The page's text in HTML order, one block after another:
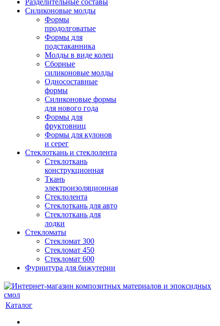
Разделительные составы
Силиконовые молды
Формы
продолговатые
Формы для
подстаканника
Молды в виде колец
Сборные
силиконовые молды
Односоставные
формы
Силиконовые формы
для нового года
Формы для
фруктовниц
Формы для кулонов
и серег
Стеклоткань и стеклолента
Стеклоткань
конструкционная
Ткань
электроизоляционная
Стеклолента
Стеклоткань для авто
Стеклоткань для
лодки
Стекломаты
Стекломат 300
Стекломат 450
Стекломат 600
Фурнитура для бижутерии
Каталог